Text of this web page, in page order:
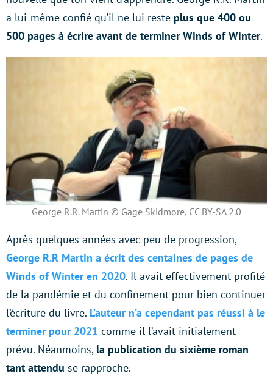
a lui-même confié qu’il ne lui reste plus que 400 ou
500 pages à écrire avant de terminer Winds of Winter.
George R.R. Martin © Gage Skidmore, CC BY-SA 2.0
Après quelques années avec peu de progression,
George R.R Martin a écrit des centaines de pages de
Winds of Winter en 2020. Il avait effectivement profité
de la pandémie et du confinement pour bien continuer
l’écriture du livre. L’auteur n’a cependant pas réussi à le
terminer pour 2021 comme il l’avait initialement
prévu. Néanmoins, la publication du sixième roman
tant attendu se rapproche.